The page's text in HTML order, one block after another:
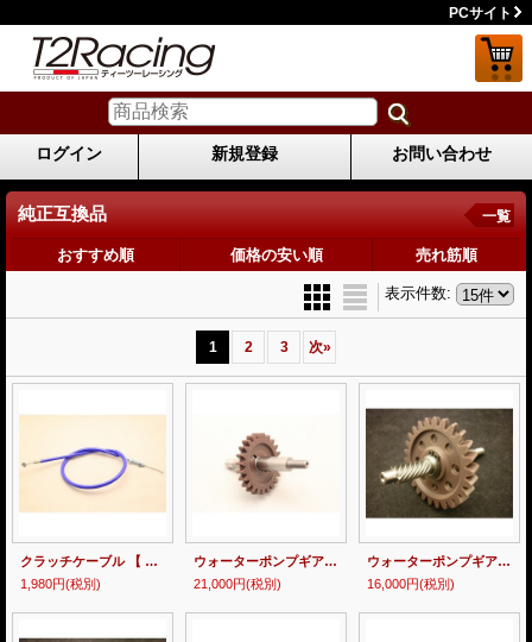
PCサイト
ログイン 新規登録 お問い合わせ
純正互換品 一覧
おすすめ順 価格の安い順 売れ筋順
表示件数:
1 2 3 次»
クラッチケーブル 【 NSRmini・NSR50/80 】
1,980円(税別)
ウォーターポンプギア RESIN 【 CRM250R（AR）】
21,000円(税別)
ウォーターポンプギア RESIN MC18・21 【 T2Racing VERTEX series 】
16,000円(税別)